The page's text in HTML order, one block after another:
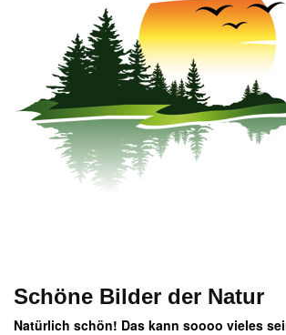
Schöne Bilder der Natur
Natürlich schön! Das kann soooo vieles